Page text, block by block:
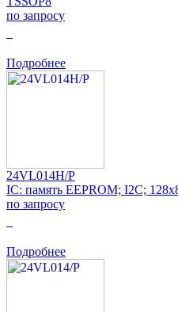
по запросу
Подробнее
24VL014H/P
IC: память EEPROM; I2C;
по запросу
Подробнее